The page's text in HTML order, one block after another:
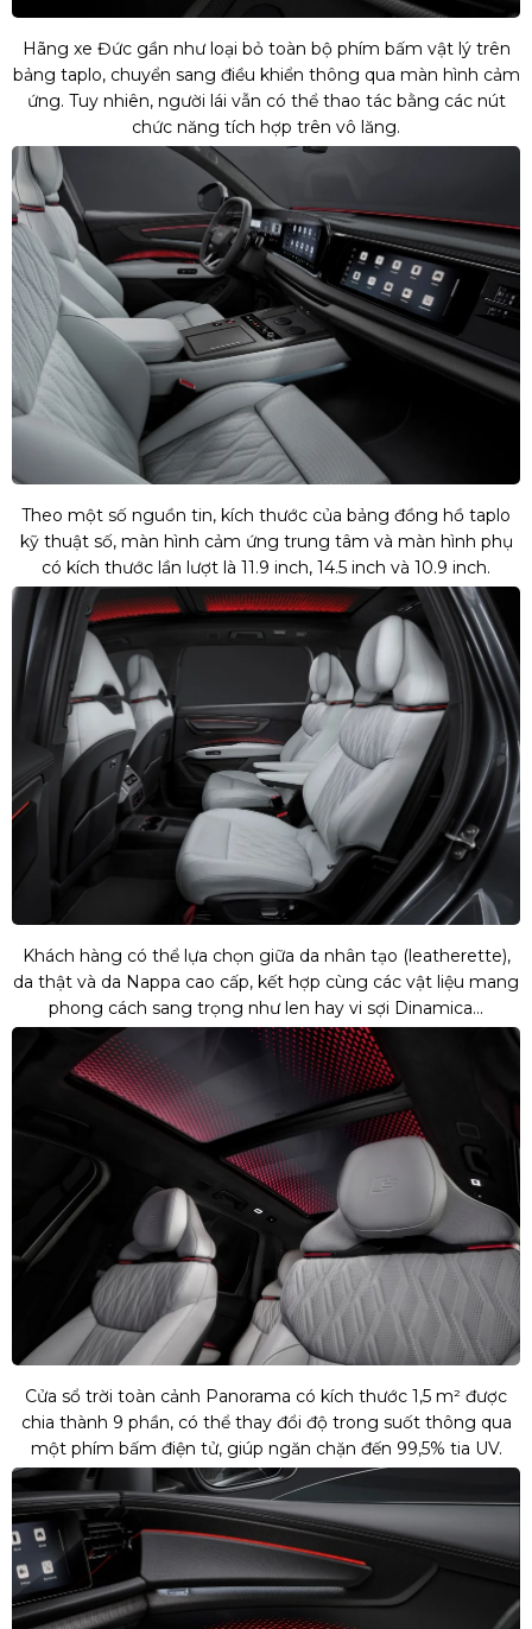
Hãng xe Đức gần như loại bỏ toàn bộ phím bấm vật lý trên
bảng taplo, chuyển sang điều khiển thông qua màn hình cảm
ứng. Tuy nhiên, người lái vẫn có thể thao tác bằng các nút
chức năng tích hợp trên vô lăng.
Theo một số nguồn tin, kích thước của bảng đồng hồ taplo
kỹ thuật số, màn hình cảm ứng trung tâm và màn hình phụ
có kích thước lần lượt là 11.9 inch, 14.5 inch và 10.9 inch.
Khách hàng có thể lựa chọn giữa da nhân tạo (leatherette),
da thật và da Nappa cao cấp, kết hợp cùng các vật liệu mang
phong cách sang trọng như len hay vi sợi Dinamica...
Cửa sổ trời toàn cảnh Panorama có kích thước 1,5 m² được
chia thành 9 phần, có thể thay đổi độ trong suốt thông qua
một phím bấm điện tử, giúp ngăn chặn đến 99,5% tia UV.